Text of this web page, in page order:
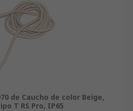
de Caucho de color Beige,
T RS Pro, IP65